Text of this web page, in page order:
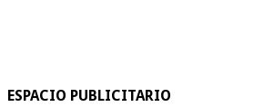
ESPACIO PUBLICITARIO